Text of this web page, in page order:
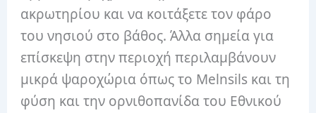
ακρωτηρίου και να κοιτάξετε τον φάρο
του νησιού στο βάθος.Άλλα σημεία για
επίσκεψη στην περιοχή περιλαμβάνουν
μικρά ψαροχώρια όπως το Melnsils και τη
φύση και την ορνιθοπανίδα του Εθνικού